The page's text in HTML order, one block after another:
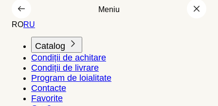
Meniu
RORU
Catalog
Condiții de achitare
Condiții de livrare
Program de loialitate
Contacte
Favorite